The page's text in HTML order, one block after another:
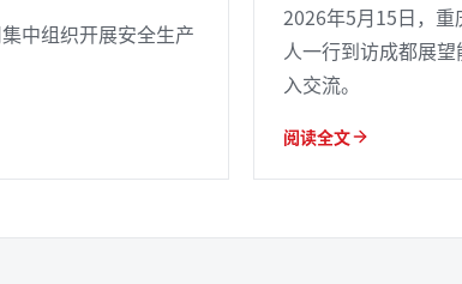
中组织开展安全生产
2026年5月15日，
人一行到访成都展
入交流。
阅读全文